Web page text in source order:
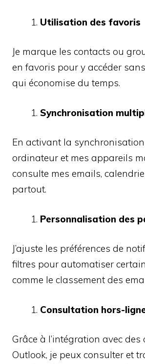
Utilisation des favoris
Je marque les contacts ou
en favoris pour y accéder
qui économise du temps.
Synchronisation
En activant la
ordinateur et mes appareils
consulte mes emails,
partout.
Personnalisation des
J’ajuste les préférences de
filtres pour automatiser
comme le classement des
Consultation hors-
Grâce à l’intégration avec des
Outlook, je peux consulter et